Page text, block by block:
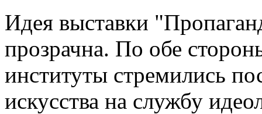
Идея выставки
прозрачна. По обе
институты стремились
искусства на службу